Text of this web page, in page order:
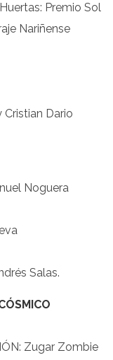
Premio Sol
Nariñense
Cristian Dario
Noguera
Salas.
Zugar Zombie